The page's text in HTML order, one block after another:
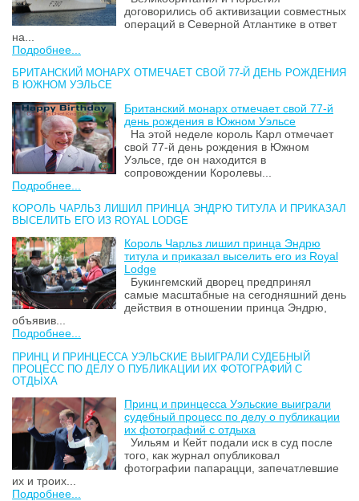
договорились об активизации совместных
операций в Северной Атлантике в ответ
на...
Подробнее...
БРИТАНСКИЙ МОНАРХ ОТМЕЧАЕТ СВОЙ 77-Й ДЕНЬ РОЖДЕНИЯ
В ЮЖНОМ УЭЛЬСЕ
Британский монарх отмечает свой 77-й
день рождения в Южном Уэльсе
На этой неделе король Карл отмечает
свой 77-й день рождения в Южном
Уэльсе, где он находится в
сопровождении Королевы...
Подробнее...
КОРОЛЬ ЧАРЛЬЗ ЛИШИЛ ПРИНЦА ЭНДРЮ ТИТУЛА И ПРИКАЗАЛ
ВЫСЕЛИТЬ ЕГО ИЗ ROYAL LODGE
Король Чарльз лишил принца Эндрю
титула и приказал выселить его из Royal
Lodge
Букингемский дворец предпринял
самые масштабные на сегодняшний день
действия в отношении принца Эндрю,
объявив...
Подробнее...
ПРИНЦ И ПРИНЦЕССА УЭЛЬСКИЕ ВЫИГРАЛИ СУДЕБНЫЙ
ПРОЦЕСС ПО ДЕЛУ О ПУБЛИКАЦИИ ИХ ФОТОГРАФИЙ С
ОТДЫХА
Принц и принцесса Уэльские выиграли
судебный процесс по делу о публикации
их фотографий с отдыха
Уильям и Кейт подали иск в суд после
того, как журнал опубликовал
фотографии папарацци, запечатлевшие
их и троих...
Подробнее...